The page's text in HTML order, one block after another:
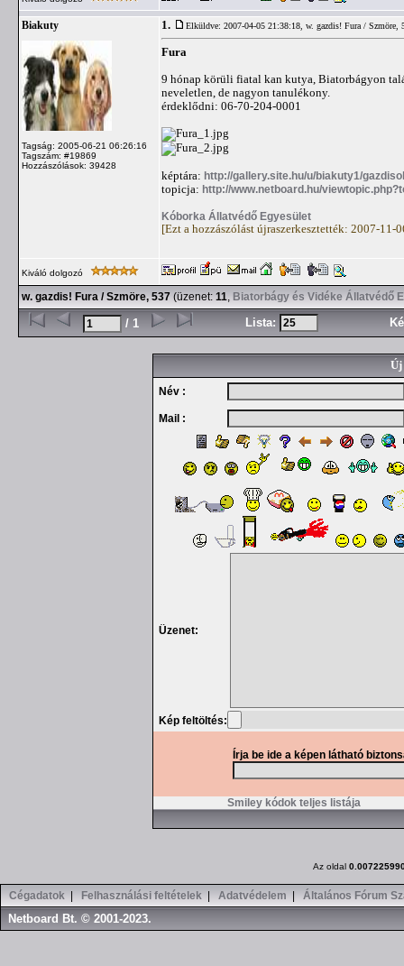
Biakuty
Tagság: 2005-06-21 06:26:16
Tagszám: #19869
Hozzászólások: 39428
1. Elküldve: 2007-04-05 21:38:18, w. gazdis! Fura / Szmöre,
Fura
9 hónap körüli fiatal kan kutya, Biatorbágyon
neveletlen, de nagyon tanulékony.
érdeklődni: 06-70-204-0001
képtára: http://gallery.site.hu/u/biakuty1/
topicja: http://www.netboard.hu/
Kóborka Állatvédő Egyesület
[Ezt a hozzászólást újraszerkesztették: 2007-11-
Kiváló dolgozó
w. gazdis! Fura / Szmöre, 537 (üzenet: 11, Biatorbágy és Vidéke Állatvédő
/ 1 Lista:
Új
Név :
Mail :
Üzenet:
Kép feltöltés:
Írja be ide a képen látható
Smiley kódok teljes listája
Az oldal
Cégadatok Felhasználási feltételek Adatvédelem Általános Fórum
Netboard Bt. © 2001-2023.